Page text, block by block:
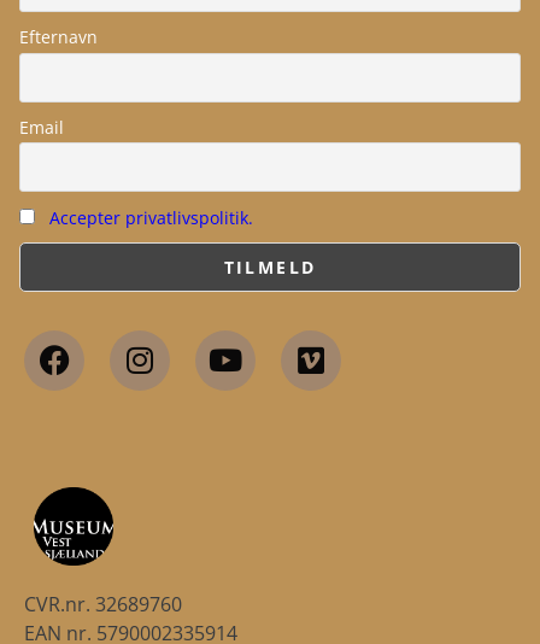
Efternavn
Email
Accepter privatlivspolitik.
CVR.nr. 32689760
EAN nr. 5790002335914